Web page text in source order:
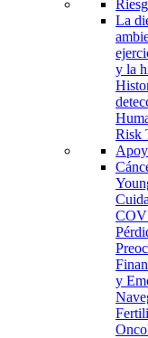
La
y la
Risk
y